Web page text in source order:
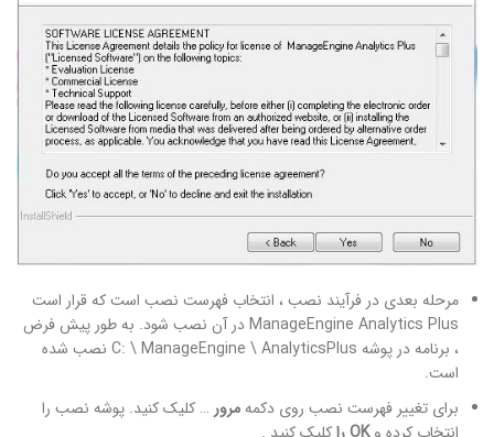
مرحله بعدی در فرآیند نصب ، انتخاب فهرست نصب است که قرار است
ManageEngine Analytics Plus در آن نصب شود. به طور پیش فرض
، برنامه در پوشه C: \ ManageEngine \ AnalyticsPlus نصب شده
است.
برای تغییر فهرست نصب روی دکمهمرور … کلیک کنید. پوشه نصب را